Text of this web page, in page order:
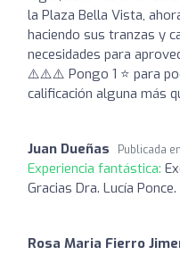
la Plaza Bella Vista,
haciendo sus tranzas y
necesidades para
⚠️⚠️⚠️ Pongo 1 ⭐️ para
calificación alguna más
Juan Dueñas Publicada en
Experiencia fantástica:
Gracias Dra. Lucía
Rosa Maria Fierro